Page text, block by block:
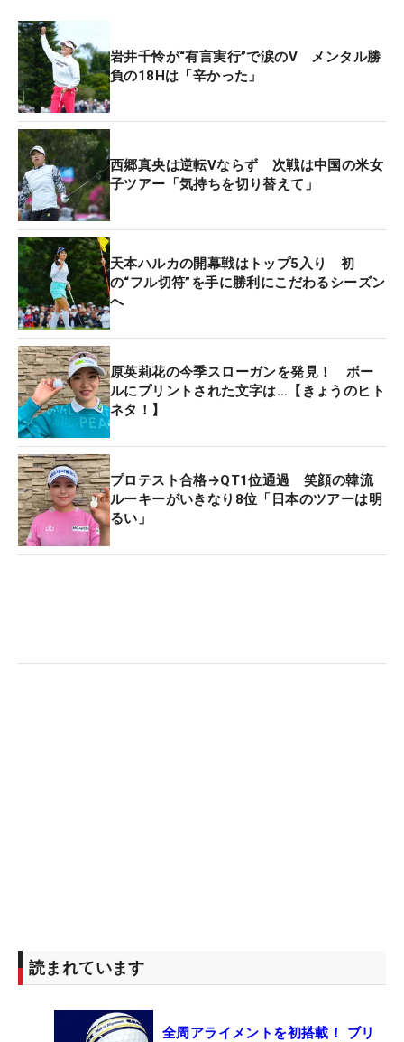
岩井千怜が“有言実行”で涙のV メンタル勝
負の18Hは「辛かった」
西郷真央は逆転Vならず 次戦は中国の米女
子ツアー「気持ちを切り替えて」
天本ハルカの開幕戦はトップ5入り 初
の“フル切符”を手に勝利にこだわるシーズン
へ
原英莉花の今季スローガンを発見！ ボー
ルにプリントされた文字は…【きょうのヒト
ネタ！】
プロテスト合格→QT1位通過 笑顔の韓流
ルーキーがいきなり8位「日本のツアーは明
るい」
読まれています
全周アライメントを初搭載！ ブリ